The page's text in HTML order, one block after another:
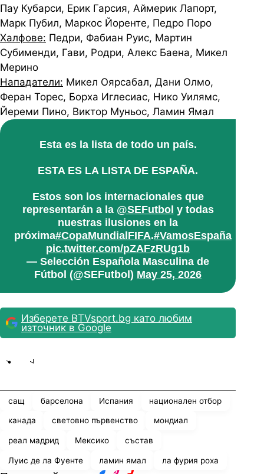
Пау Кубарси, Ерик Гарсия, Аймерик Лапорт,
Марк Пубил, Маркос Йоренте, Педро Поро
Халфове: Педри, Фабиан Руис, Мартин
Субименди, Гави, Родри, Алекс Баена, Микел
Мерино
Нападатели: Микел Оярсабал, Дани Олмо,
Феран Торес, Борха Иглесиас, Нико Уилямс,
Йереми Пино, Виктор Муньос, Ламин Ямал
Esta es la lista de todo un país.
ESTA ES LA LISTA DE ESPAÑA.
Estos son los internacionales que
representarán a la @SEFutbol y todas
nuestras ilusiones en la
próxima#CopaMundialFIFA.#VamosEspaña
pic.twitter.com/pZAFzRUg1b
— Selección Española Masculina de
Fútbol (@SEFutbol) May 25, 2026
Изберете BTVsport.bg като любим
източник в Google
сащ барселона Испания национален отбор
канада световно първенство мондиал
реал мадрид Мексико състав
Луис де ла Фуенте ламин ямал ла фурия роха